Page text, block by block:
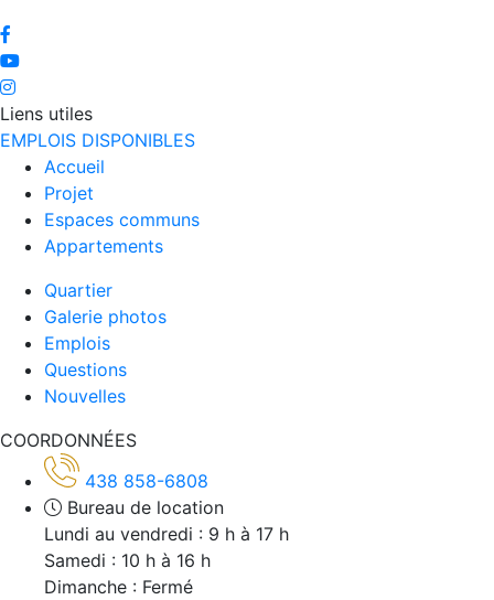
Liens utiles
EMPLOIS DISPONIBLES
Accueil
Projet
Espaces communs
Appartements
Quartier
Galerie photos
Emplois
Questions
Nouvelles
COORDONNÉES
438 858-6808
Bureau de location
Lundi au vendredi : 9 h à 17 h
Samedi : 10 h à 16 h
Dimanche : Fermé